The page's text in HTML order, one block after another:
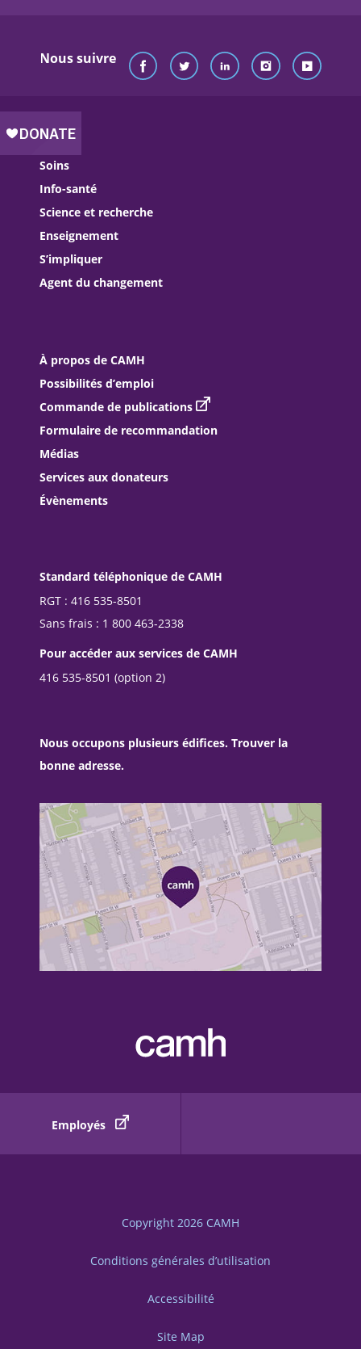
Nous suivre
Soins
Info-santé
Science et recherche
Enseignement
S’impliquer
Agent du changement
À propos de CAMH
Possibilités d’emploi
Commande de publications
Formulaire de recommandation
Médias
Services aux donateurs
Évènements
Standard téléphonique de CAMH
RGT : 416 535-8501
Sans frais : 1 800 463-2338
Pour accéder aux services de CAMH
416 535-8501 (option 2)
Nous occupons plusieurs édifices. Trouver la
bonne adresse.
Employés
Copyright 2026 CAMH
Conditions générales d’utilisation
Accessibilité
Site Map